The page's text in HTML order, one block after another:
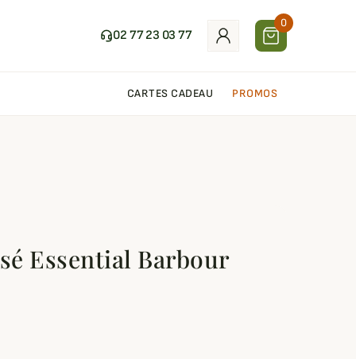
02 77 23 03 77
0
CARTES CADEAU PROMOS
Essential Barbour